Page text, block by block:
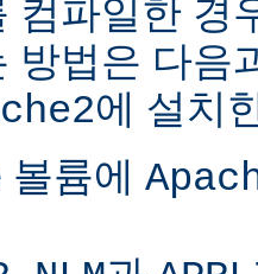
컴파일한 경
방법은 다음
에 설치
륨에